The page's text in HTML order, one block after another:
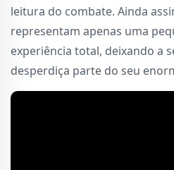
leitura do combate. Ainda
representam apenas uma
experiência total, deixando a
desperdiça parte do seu